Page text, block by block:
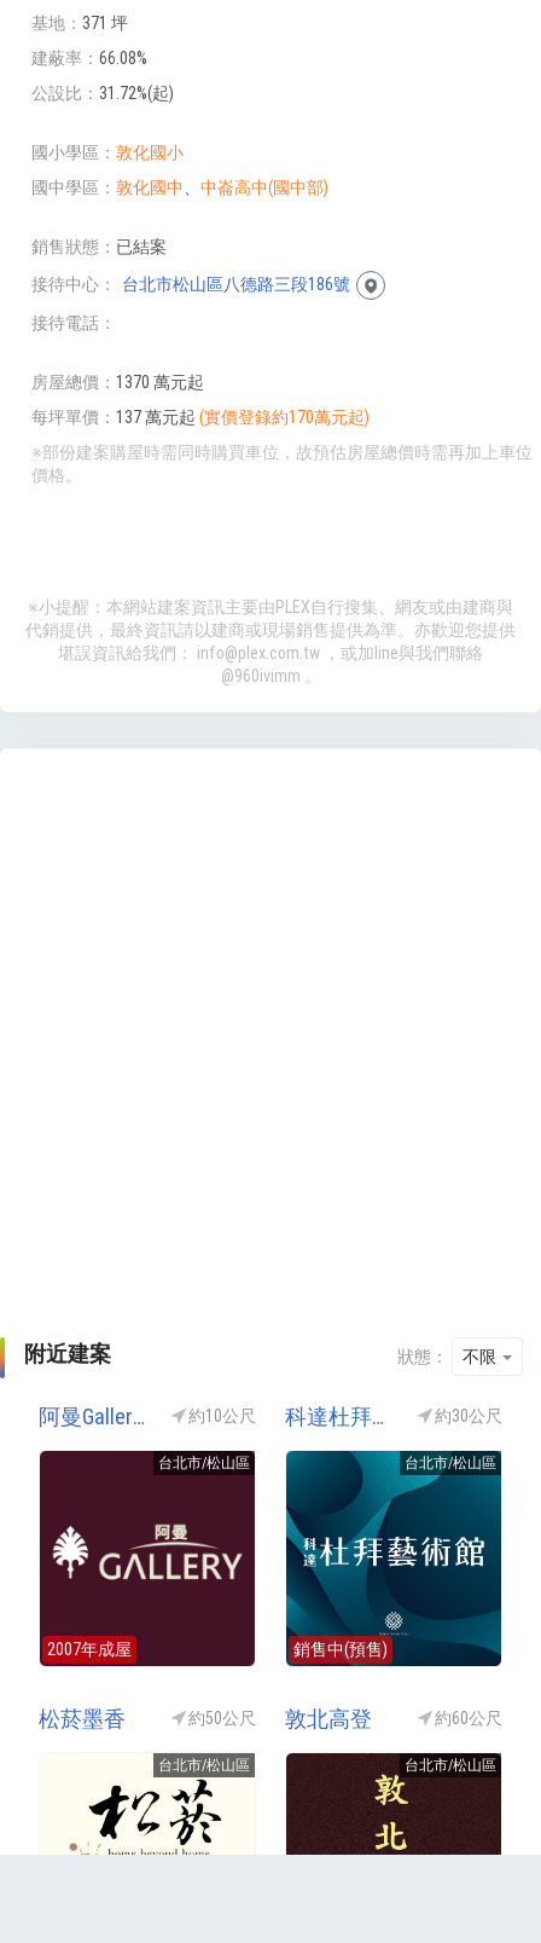
基地
371 坪
建蔽率
66.08%
公設比
31.72%(起)
國小學區
敦化國小
國中學區
敦化國中 、中崙高中(國中部)
銷售狀態
已結案
接待中心
台北市松山區八德路三段186號
接待電話
房屋總價
1370 萬元起
每坪單價
137 萬元起(實價登錄約170萬元起)
※部份建案購屋時需同時購買車位，故預估房屋總價時需再加上車位
價格。
※小提醒：本網站建案資訊主要由PLEX自行搜集、網友或由建商與
代銷提供，最終資訊請以建商或現場銷售提供為準。亦歡迎您提供
堪誤資訊給我們： info@plex.com.tw ，或加line與我們聯絡
@960ivimm 。
附近建案 狀態： 不限
阿曼Gallery(阿曼精品Gallery/大阿曼) 約10公尺
台北市/松山區
2007年成屋
科達杜拜藝術館(科達大巨蛋案) 約30公尺
台北市/松山區
銷售中(預售)
松菸墨香 約50公尺
台北市/松山區
敦北高登 約60公尺
台北市/松山區